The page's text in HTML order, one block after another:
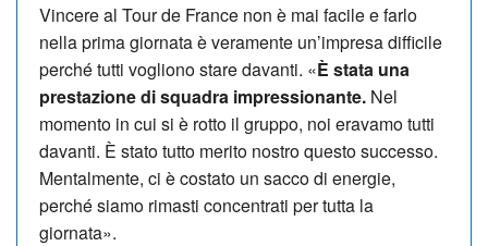
Vincere al Tour de France non è mai facile e farlo
nella prima giornata è veramente un’impresa difficile
perché tutti vogliono stare davanti. «È stata una
prestazione di squadra impressionante. Nel
momento in cui si è rotto il gruppo, noi eravamo tutti
davanti. È stato tutto merito nostro questo successo.
Mentalmente, ci è costato un sacco di energie,
perché siamo rimasti concentrati per tutta la
giornata».